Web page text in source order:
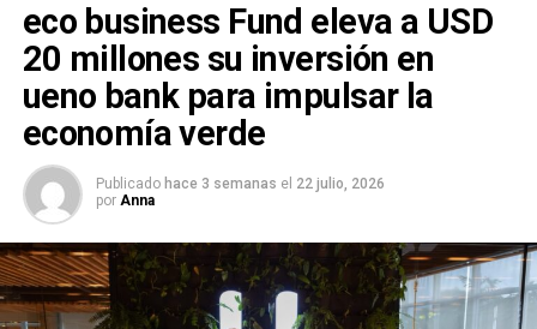
eco business Fund eleva a USD
20 millones su inversión en
ueno bank para impulsar la
economía verde
Publicado hace 3 semanas el 22 julio, 2026
por Anna